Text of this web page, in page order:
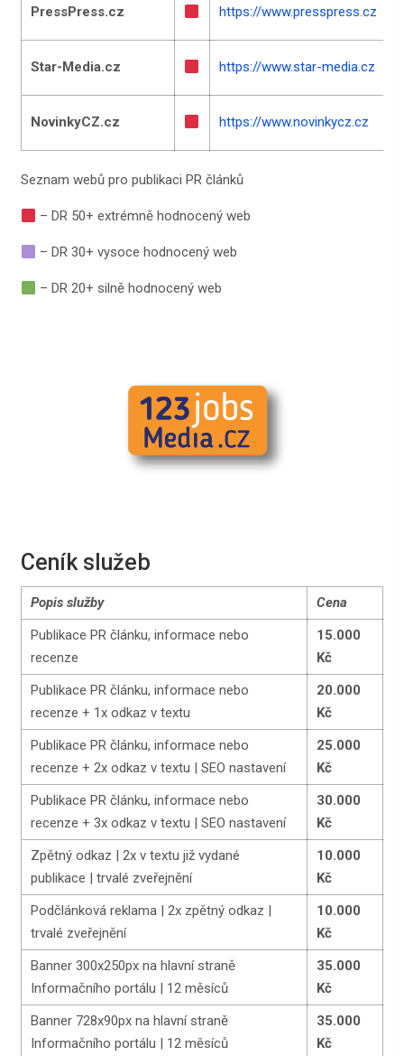
PressPress.cz https://www.presspress.cz
Star-Media.cz https://www.star-media.cz
NovinkyCZ.cz https://www.novinkycz.cz
Seznam webů pro publikaci PR článků
– DR 50+ extrémně hodnocený web
– DR 30+ vysoce hodnocený web
– DR 20+ silně hodnocený web
Ceník služeb
Popis služby
Cena
Publikace PR článku, informace nebo
recenze
15.000
Kč
Publikace PR článku, informace nebo
recenze + 1x odkaz v textu
20.000
Kč
Publikace PR článku, informace nebo
recenze + 2x odkaz v textu | SEO nastavení
25.000
Kč
Publikace PR článku, informace nebo
recenze + 3x odkaz v textu | SEO nastavení
30.000
Kč
Zpětný odkaz | 2x v textu již vydané
publikace | trvalé zveřejnění
10.000
Kč
Podčlánková reklama | 2x zpětný odkaz |
trvalé zveřejnění
10.000
Kč
Banner 300x250px na hlavní straně
Informačního portálu | 12 měsíců
35.000
Kč
Banner 728x90px na hlavní straně
Informačního portálu | 12 měsíců
35.000
Kč